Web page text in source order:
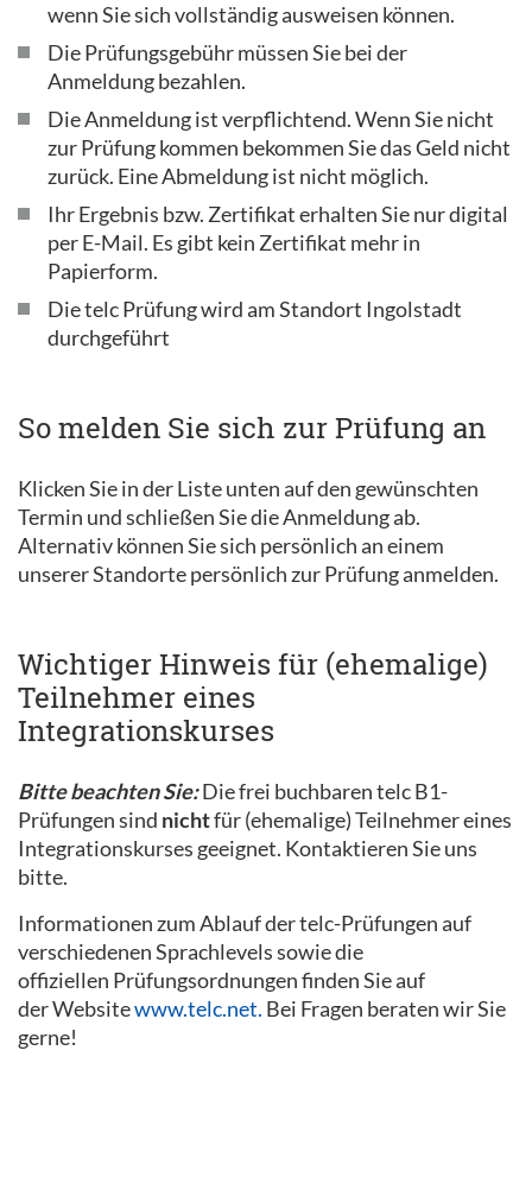
wenn Sie sich vollständig ausweisen können.
Die Prüfungsgebühr müssen Sie bei der
Anmeldung bezahlen.
Die Anmeldung ist verpflichtend. Wenn Sie nicht
zur Prüfung kommen bekommen Sie das Geld nicht
zurück. Eine Abmeldung ist nicht möglich.
Ihr Ergebnis bzw. Zertifikat erhalten Sie nur digital
per E-Mail. Es gibt kein Zertifikat mehr in
Papierform.
Die telc Prüfung wird am Standort Ingolstadt
durchgeführt
So melden Sie sich zur Prüfung an
Klicken Sie in der Liste unten auf den gewünschten
Termin und schließen Sie die Anmeldung ab.
Alternativ können Sie sich persönlich an einem
unserer Standorte persönlich zur Prüfung anmelden.
Wichtiger Hinweis für (ehemalige)
Teilnehmer eines
Integrationskurses
Bitte beachten Sie:Die frei buchbaren telc B1-
Prüfungen sind nichtfür (ehemalige) Teilnehmer eines
Integrationskurses geeignet. Kontaktieren Sie uns
bitte.
Informationen zum Ablauf der telc-Prüfungen auf
verschiedenen Sprachlevels sowie die
offiziellen Prüfungsordnungen finden Sie auf
der Websitewww.telc.net. Bei Fragen beraten wir Sie
gerne!